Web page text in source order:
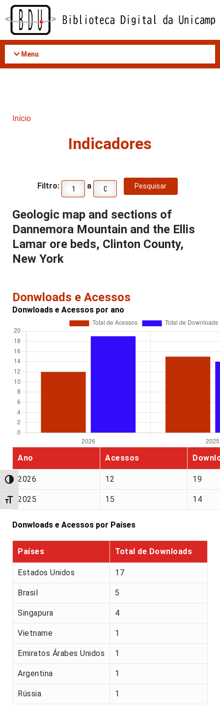
Acessar
conteúdo
Alternar alto contraste
Alternar tamanho da fonte
Menu
Início
Indicadores
Filtro: a
Geologic map and sections of
Dannemora Mountain and the Ellis
Lamar ore beds, Clinton County,
New York
Donwloads e Acessos
Donwloads e Acessos por ano
Ano Acessos
2026 12 19
2025 15 14
Donwloads e Acessos por Países
Países Total de Downloads
Estados Unidos 17
Brasil 5
Singapura 4
Vietname 1
Emiratos Árabes Unidos 1
Argentina 1
Rússia 1